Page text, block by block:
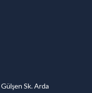
Sk. Arda